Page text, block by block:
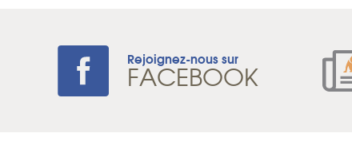
Rejoignez-nous sur
FACEBOOK